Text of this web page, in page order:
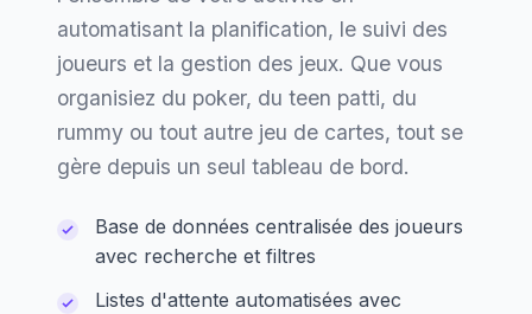
automatisant la planification, le suivi des
joueurs et la gestion des jeux. Que vous
organisiez du poker, du teen patti, du
rummy ou tout autre jeu de cartes, tout se
gère depuis un seul tableau de bord.
Base de données centralisée des joueurs
avec recherche et filtres
Listes d'attente automatisées avec